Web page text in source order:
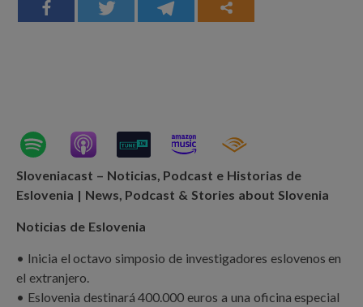
Sloveniacast – Noticias, Podcast e Historias de
Eslovenia | News, Podcast & Stories about Slovenia
Noticias de Eslovenia
• Inicia el octavo simposio de investigadores eslovenos en
el extranjero.
• Eslovenia destinará 400.000 euros a una oficina especial